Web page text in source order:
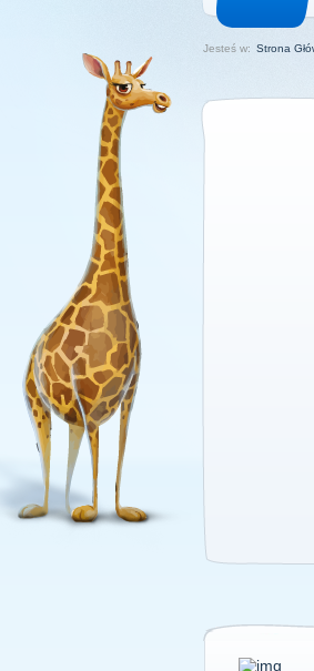
Jesteś w: Strona